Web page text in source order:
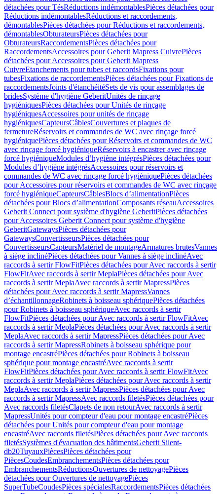
détachées pour TésRéductions indémontablesPièces détachées pour
Réductions indémontablesRéductions et raccordements,
démontablesPièces détachées pour Réductions et raccordements,
démontablesObturateursPièces détachées pour
ObturateursRaccordementsPièces détachées pour
RaccordementsAccessoires pour Geberit Mapress CuivrePièces
détachées pour Accessoires pour Geberit Mapress
CuivreEtanchements pour tubes et raccordsFixations pour
tubesFixations de raccordementsPièces détachées pour Fixations de
raccordementsJoints d'étanchéitéSets de vis pour assemblages de
bridesSystème d'hygiène GeberitUnités de rinçage
hygiéniquesPièces détachées pour Unités de rinçage
hygiéniquesAccessoires pour unités de rinçage
hygiéniquesCapteursCâblesCouvertures et plaques de
fermetureRéservoirs et commandes de WC avec rinçage forcé
hygiéniquePièces détachées pour Réservoirs et commandes de WC
avec rinçage forcé hygiéniqueRéservoirs à encastrer avec rinçage
forcé hygiéniqueModules d’hygiène intégrésPièces détachées pour
Modules d’hygiène intégrésAccessoires pour réservoirs et
commandes de WC avec rinçage forcé hygiéniquePièces détachées
pour Accessoires pour réservoirs et commandes de WC avec rinçage
forcé hygiéniqueCapteursCâblesBlocs d’alimentationPièces
détachées pour Blocs d’alimentationComposants réseauAccessoires
Geberit Connect pour système d'hygiène GeberitPièces détachées
pour Accessoires Geberit Connect pour système d'hygiène
GeberitGatewaysPièces détachées pour
GatewaysConvertisseursPièces détachées pour
ConvertisseursCapteursMatériel de montageArmatures brutesVannes
à siège inclinéPièces détachées pour Vannes à siège inclinéAvec
raccords à sertir FlowFitPièces détachées pour Avec raccords à sertir
FlowFitAvec raccords à sertir MeplaPièces détachées pour Avec
raccords à sertir MeplaAvec raccords à sertir MapressPièces
détachées pour Avec raccords à sertir MapressVannes
d’échantillonnageRobinets à boisseau sphériquePièces détachées
pour Robinets à boisseau sphériqueAvec raccords à sertir
FlowFitPièces détachées pour Avec raccords à sertir FlowFitAvec
raccords à sertir MeplaPièces détachées pour Avec raccords à sertir
MeplaAvec raccords à sertir MapressPièces détachées pour Avec
raccords à sertir MapressRobinets à boisseau sphérique pour
montage encastréPièces détachées pour Robinets à boisseau
sphérique pour montage encastréAvec raccords à sertir
FlowFitPièces détachées pour Avec raccords à sertir FlowFitAvec
raccords à sertir MeplaPièces détachées pour Avec raccords à sertir
MeplaAvec raccords à sertir MapressPièces détachées pour Avec
raccords à sertir MapressAvec raccords filetésPièces détachées pour
Avec raccords filetésClapets de non retourAvec raccords à sertir
MapressUnités pour compteur d'eau pour montage encastréPièces
détachées pour Unités pour compteur d'eau pour montage
encastréAvec raccords filetésPièces détachées pour Avec raccords
filetésSystèmes d'évacuation des bâtimentsGeberit Silent-
db20TuyauxPiècesPièces détachées pour
PiècesCoudesEmbranchementsPièces détachées pour
EmbranchementsRéductionsOuvertures de nettoyagePièces
détachées pour Ouvertures de nettoyagePièces
SuperTubeCoudesPièces spécialesRaccordementsPièces détachées